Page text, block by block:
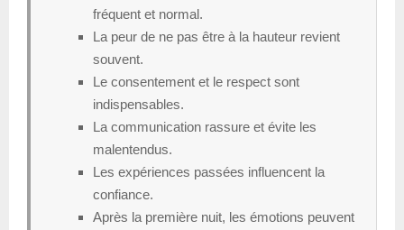
fréquent et normal.
La peur de ne pas être à la hauteur revient
souvent.
Le consentement et le respect sont
indispensables.
La communication rassure et évite les
malentendus.
Les expériences passées influencent la
confiance.
Après la première nuit, les émotions peuvent